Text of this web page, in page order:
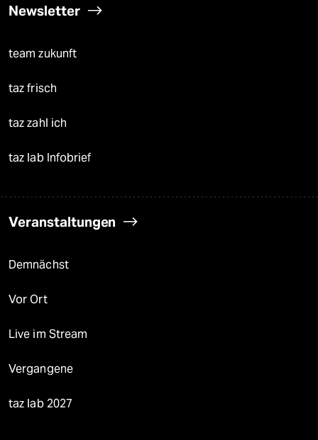
Newsletter
team zukunft
taz frisch
taz zahl ich
taz lab Infobrief
Veranstaltungen
Demnächst
Vor Ort
Live im Stream
Vergangene
taz lab 2027